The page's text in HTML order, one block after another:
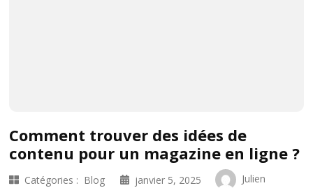
Comment trouver des idées de
contenu pour un magazine en ligne ?
Catégories : Blog janvier 5, 2025 Julien